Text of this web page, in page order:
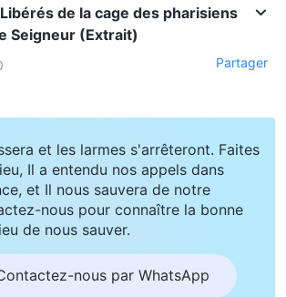
de la cage des pharisiens
Seigneur (Extrait)
Partager
et les larmes s'arrêteront. Faites
Il a entendu nos appels dans
et Il nous sauvera de notre
nous pour connaître la bonne
de nous sauver.
nous par WhatsApp